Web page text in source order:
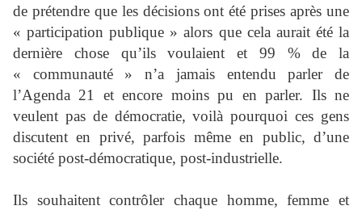
de prétendre que les décisions ont été prises après une
« participation publique » alors que cela aurait été la
dernière chose qu’ils voulaient et 99 % de la
« communauté » n’a jamais entendu parler de
l’Agenda 21 et encore moins pu en parler. Ils ne
veulent pas de démocratie, voilà pourquoi ces gens
discutent en privé, parfois même en public, d’une
société post-démocratique, post-industrielle.
Ils souhaitent contrôler chaque homme, femme et